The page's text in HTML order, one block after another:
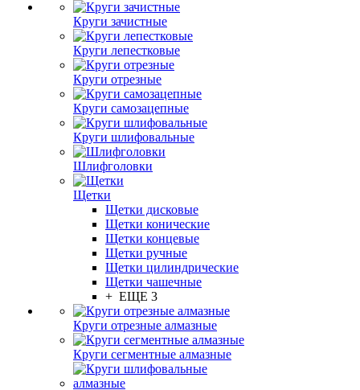
Круги зачистные
Круги лепестковые
Круги отрезные
Круги самозацепные
Круги шлифовальные
Шлифголовки
Щетки
Щетки дисковые
Щетки конические
Щетки концевые
Щетки ручные
Щетки цилиндрические
Щетки чашечные
+ ЕЩЕ 3
Круги отрезные алмазные
Круги сегментные алмазные